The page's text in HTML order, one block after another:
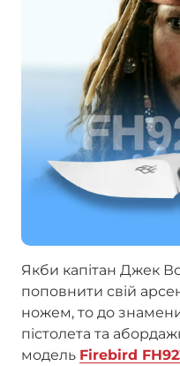
Якби капітан Джек
поповнити свій
ножем, то до
пістолета та
модель Firebird